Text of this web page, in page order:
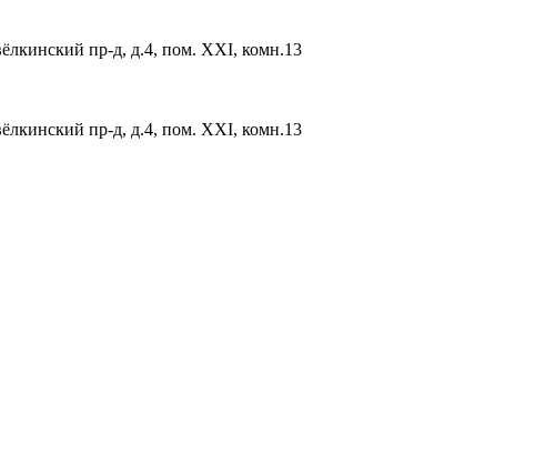
пр-д, д.4, пом. XXI, комн.13
пр-д, д.4, пом. XXI, комн.13